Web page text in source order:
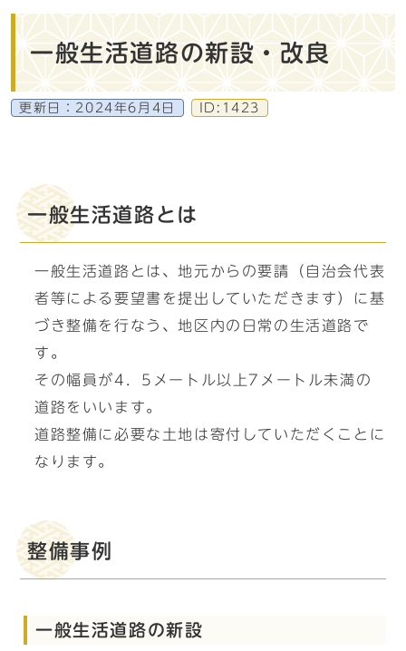
一般生活道路の新設・改良
更新日： 2024年6月4日 ID:1423
一般生活道路とは
一般生活道路とは、地元からの要請（自治会代表
者等による要望書を提出していただきます）に基
づき整備を行なう、地区内の日常の生活道路で
す。
その幅員が4．5メートル以上7メートル未満の
道路をいいます。
道路整備に必要な土地は寄付していただくことに
なります。
整備事例
一般生活道路の新設